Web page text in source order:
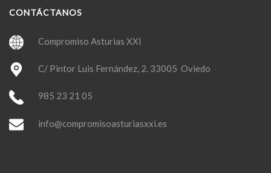
CONTÁCTANOS
Compromiso Asturias XXI
C/ Pintor Luis Fernández, 2. 33005 Oviedo
985 23 21 05
info@compromisoasturiasxxi.es